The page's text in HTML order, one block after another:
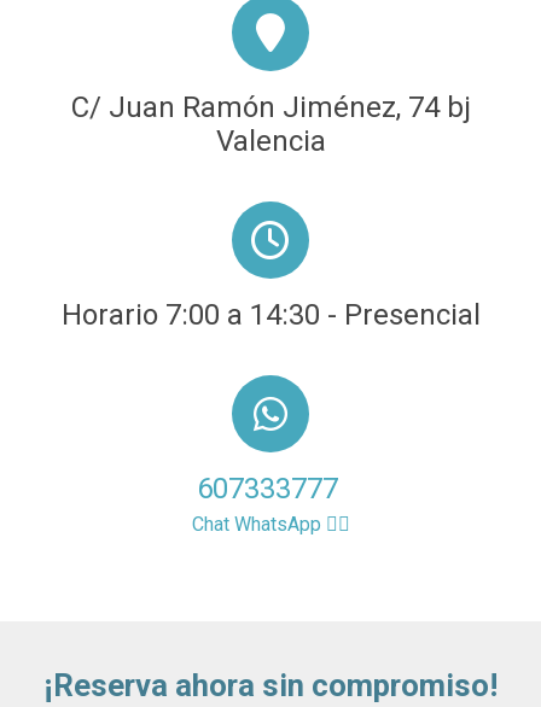
C/ Juan Ramón Jiménez, 74 bj
Valencia
Horario 7:00 a 14:30 - Presencial
607333777
Chat WhatsApp 👈🏼
¡Reserva ahora sin compromiso!